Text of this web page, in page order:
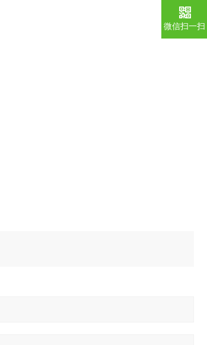
微信扫一扫